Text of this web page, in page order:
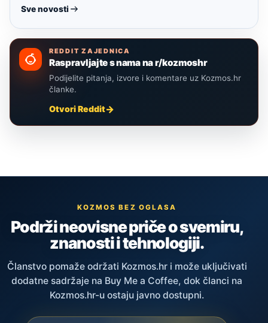
Sve novosti
REDDIT ZAJEDNICA
Raspravljajte s nama na r/kozmoshr
Podijelite pitanja, izvore i komentare uz Kozmos.hr
članke.
Otvori Reddit
KOZMOS BEZ OGLASA
Podrži neovisne priče o svemiru,
znanosti i tehnologiji.
Članstvo pomaže održati Kozmos.hr i može uključivati
dodatne sadržaje na Buy Me a Coffee, dok članci na
Kozmos.hr-u ostaju javno dostupni.